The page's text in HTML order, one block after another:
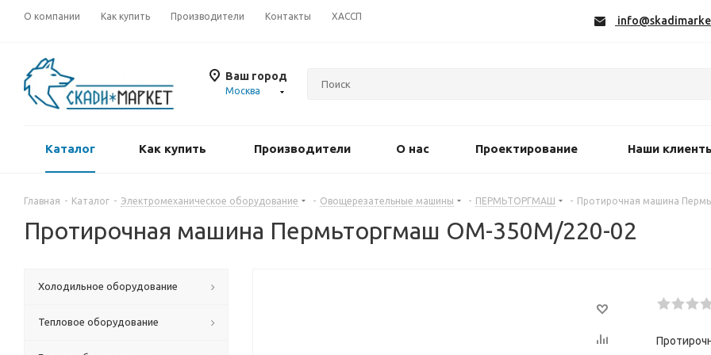
О компании Как купить Производители Контакты ХАССП
Ваш город
Москва
Каталог Как купить Производители О нас Проектирование Наши
Главная - Каталог - Электромеханическое оборудование - Овощерезательные машины - ПЕРМЬТОРГМАШ - Протирочная машина
Протирочная машина Пермьторгмаш ОМ-350М/220-02
Холодильное оборудование
Тепловое оборудование